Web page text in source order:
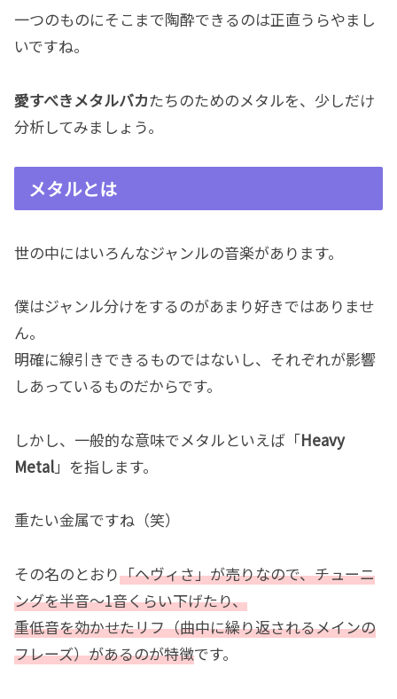
一つのものにそこまで陶酔できるのは正直うらやまし
いですね。
愛すべきメタルバカたちのためのメタルを、少しだけ
分析してみましょう。
メタルとは
世の中にはいろんなジャンルの音楽があります。
僕はジャンル分けをするのがあまり好きではありませ
ん。
明確に線引きできるものではないし、それぞれが影響
しあっているものだからです。
しかし、一般的な意味でメタルといえば「Heavy
Metal」を指します。
重たい金属ですね（笑）
その名のとおり「ヘヴィさ」が売りなので、チューニ
ングを半音〜1音くらい下げたり、
重低音を効かせたリフ（曲中に繰り返されるメインの
フレーズ）があるのが特徴です。